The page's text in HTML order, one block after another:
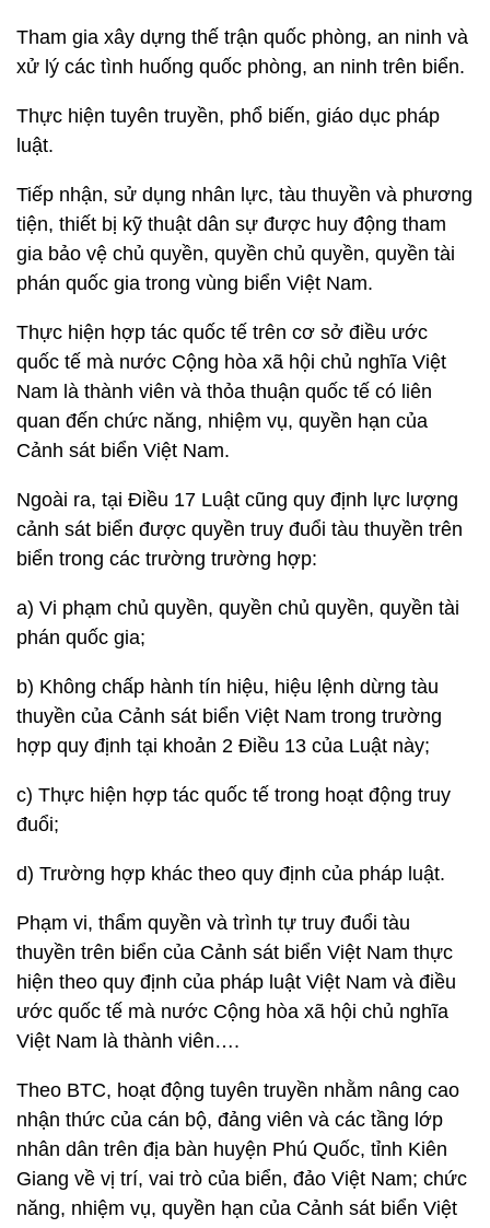
Tham gia xây dựng thế trận quốc phòng, an ninh và
xử lý các tình huống quốc phòng, an ninh trên biển.
Thực hiện tuyên truyền, phổ biến, giáo dục pháp
luật.
Tiếp nhận, sử dụng nhân lực, tàu thuyền và phương
tiện, thiết bị kỹ thuật dân sự được huy động tham
gia bảo vệ chủ quyền, quyền chủ quyền, quyền tài
phán quốc gia trong vùng biển Việt Nam.
Thực hiện hợp tác quốc tế trên cơ sở điều ước
quốc tế mà nước Cộng hòa xã hội chủ nghĩa Việt
Nam là thành viên và thỏa thuận quốc tế có liên
quan đến chức năng, nhiệm vụ, quyền hạn của
Cảnh sát biển Việt Nam.
Ngoài ra, tại Điều 17 Luật cũng quy định lực lượng
cảnh sát biển được quyền truy đuổi tàu thuyền trên
biển trong các trường trường hợp:
a) Vi phạm chủ quyền, quyền chủ quyền, quyền tài
phán quốc gia;
b) Không chấp hành tín hiệu, hiệu lệnh dừng tàu
thuyền của Cảnh sát biển Việt Nam trong trường
hợp quy định tại khoản 2 Điều 13 của Luật này;
c) Thực hiện hợp tác quốc tế trong hoạt động truy
đuổi;
d) Trường hợp khác theo quy định của pháp luật.
Phạm vi, thẩm quyền và trình tự truy đuổi tàu
thuyền trên biển của Cảnh sát biển Việt Nam thực
hiện theo quy định của pháp luật Việt Nam và điều
ước quốc tế mà nước Cộng hòa xã hội chủ nghĩa
Việt Nam là thành viên….
Theo BTC, hoạt động tuyên truyền nhằm nâng cao
nhận thức của cán bộ, đảng viên và các tầng lớp
nhân dân trên địa bàn huyện Phú Quốc, tỉnh Kiên
Giang về vị trí, vai trò của biển, đảo Việt Nam; chức
năng, nhiệm vụ, quyền hạn của Cảnh sát biển Việt